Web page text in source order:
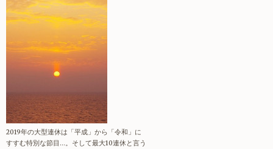
2019年の大型連休は「平成」から「令和」に
すすむ特別な節目…。そして最大10連休と言う